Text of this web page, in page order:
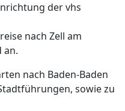
der vhs
nach Zell am
an.
nach Baden-Baden
sowie zu